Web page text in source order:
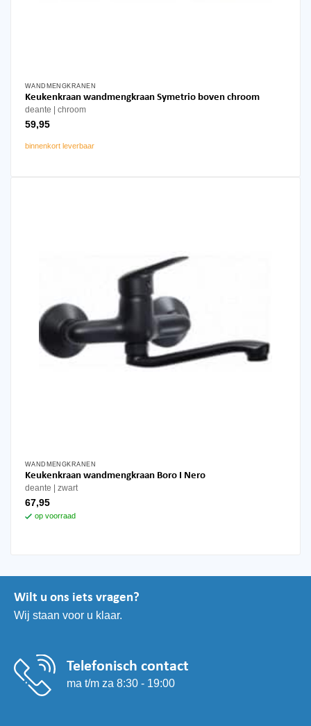
WANDMENGKRANEN
Keukenkraan wandmengkraan Symetrio boven chroom
deante chroom
59,95
binnenkort leverbaar
WANDMENGKRANEN
Keukenkraan wandmengkraan Boro I Nero
deante zwart
67,95
op voorraad
Wilt u ons iets vragen?
Wij staan voor u klaar.
Telefonisch contact
ma t/m za 8:30 - 19:00